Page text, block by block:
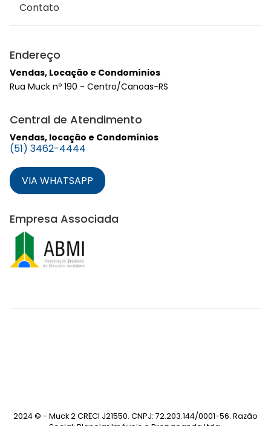
Contato
Endereço
Vendas, Locação e Condomínios
Rua Muck nº 190 - Centro/Canoas-RS
Central de Atendimento
Vendas, locação e Condomínios
(51) 3462-4444
VIA WHATSAPP
Empresa Associada
2024 © - Muck 2 CRECI J21550. CNPJ: 72.203.144/0001-56. Razão